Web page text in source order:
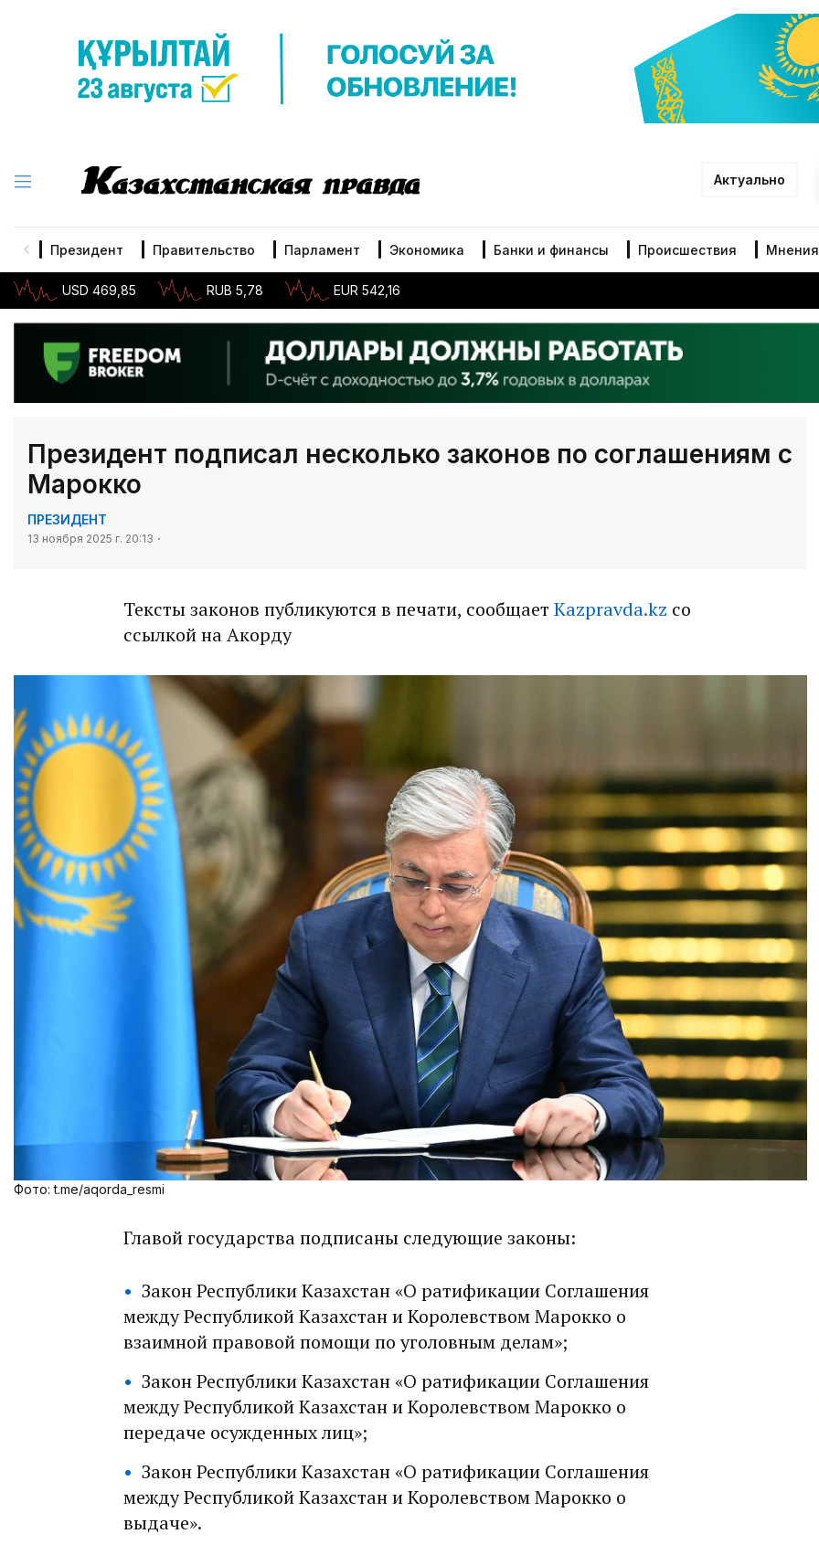
Актуально
Президент Правительство Парламент Экономика Банки и финансы Происшествия Мнения
USD 469,85 RUB 5,78 EUR 542,16
Президент подписал несколько законов по соглашениям с
Марокко
ПРЕЗИДЕНТ
13 ноября 2025 г. 20:13
Тексты законов публикуются в печати, сообщает Kazpravda.kz со
ссылкой на Акорду
Фото: t.me/aqorda_resmi
Главой государства подписаны следующие законы:
Закон Республики Казахстан «О ратификации Соглашения
между Республикой Казахстан и Королевством Марокко о
взаимной правовой помощи по уголовным делам»;
Закон Республики Казахстан «О ратификации Соглашения
между Республикой Казахстан и Королевством Марокко о
передаче осужденных лиц»;
Закон Республики Казахстан «О ратификации Соглашения
между Республикой Казахстан и Королевством Марокко о
выдаче».